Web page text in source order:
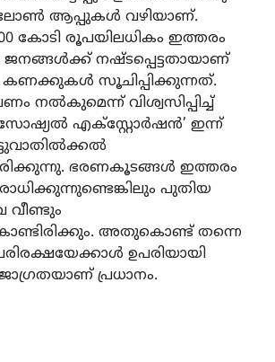
ലോണ്‍ ആപ്പുകള്‍ വഴിയാണ്.
കോടി രൂപയിലധികം ഇത്തരം
ജനങ്ങള്‍ക്ക് നഷ്ടപ്പെട്ടതായാണ്
കണക്കുകള്‍ സൂചിപ്പിക്കുന്നത്.
നല്‍കുമെന്ന് വിശ്വസിപ്പിച്ച്
എക്സ്റ്റോര്‍ഷന്‍’ ഇന്ന്
ഭരണകൂടങ്ങള്‍ ഇത്തരം
പുതിയ
വീണ്ടും
അതുകൊണ്ട് തന്നെ
ഉപരിയായി
പ്രധാനം.